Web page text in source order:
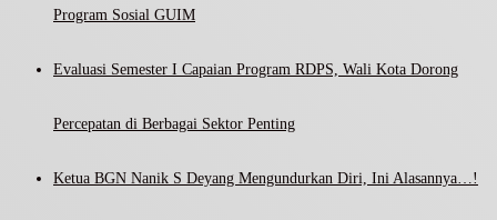
Program Sosial GUIM
Evaluasi Semester I Capaian Program RDPS, Wali Kota Dorong
Percepatan di Berbagai Sektor Penting
Ketua BGN Nanik S Deyang Mengundurkan Diri, Ini Alasannya…!